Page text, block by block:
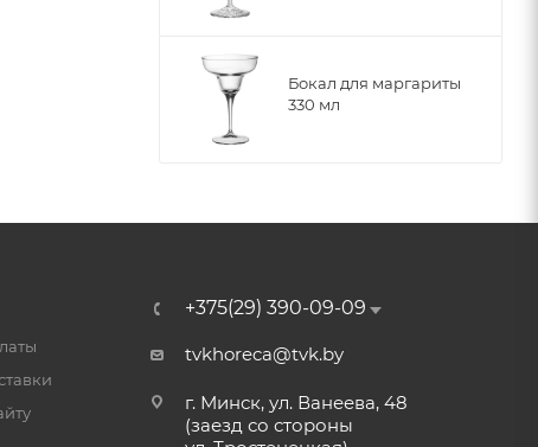
Бокал для маргариты
330 мл
+375(29) 390-09-09
tvkhoreca@tvk.by
г. Минск, ул. Ванеева, 48
(заезд со стороны